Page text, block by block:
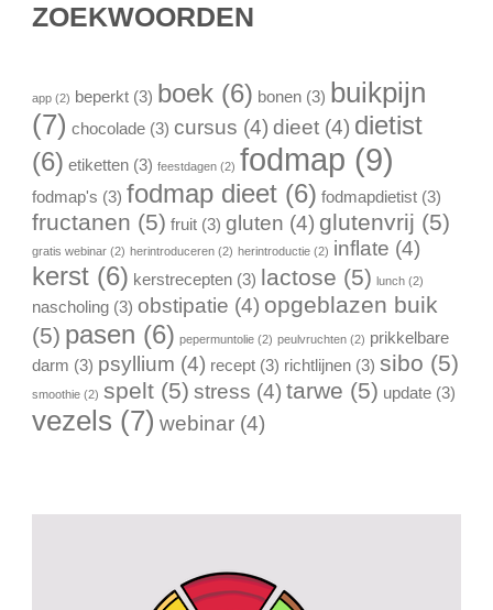
ZOEKWOORDEN
app (2) beperkt (3) boek (6) bonen (3) buikpijn
(7) chocolade (3) cursus (4) dieet (4) dietist
(6) etiketten (3) feestdagen (2) fodmap (9)
fodmap's (3) fodmap dieet (6) fodmapdietist (3)
fructanen (5) fruit (3) gluten (4) glutenvrij (5)
gratis webinar (2) herintroduceren (2) herintroductie (2) inflate (4)
kerst (6) kerstrecepten (3) lactose (5) lunch (2)
nascholing (3) obstipatie (4) opgeblazen buik
(5) pasen (6) pepermuntolie (2) peulvruchten (2) prikkelbare
darm (3) psyllium (4) recept (3) richtlijnen (3) sibo (5)
smoothie (2) spelt (5) stress (4) tarwe (5) update (3)
vezels (7) webinar (4)